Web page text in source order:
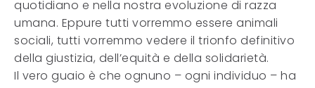
quotidiano e nella nostra evoluzione di razza
umana. Eppure tutti vorremmo essere animali
sociali, tutti vorremmo vedere il trionfo definitivo
della giustizia, dell’equità e della solidarietà.
Il vero guaio è che ognuno – ogni individuo – ha